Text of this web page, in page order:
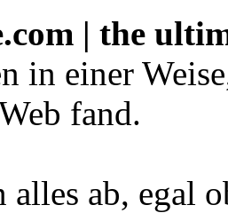
| the
in einer
fand.
alles ab, egal